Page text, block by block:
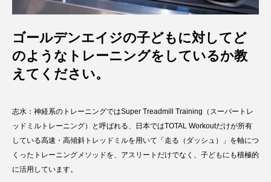
ゴールデンエイジの子どもに対してど
のようなトレーニングをしているか教
えてください。
志水：神経系のトレーニングではSuper Treadmill Training（スーパートレ
ッドミルトレーニング）と呼ばれる、日本ではTOTAL Workoutだけが所有
している高速・高傾斜トレッドミルを用いて「走る（ダッシュ）」を軸につ
くったトレーニングメソッドを、アスリートだけでなく、子どもにも積極的
に活用しています。